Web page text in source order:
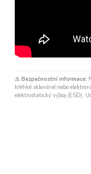
⚠ Bezpečnostní informace:
křehké skleněné nebo
elektrostatický výboj (ESD).